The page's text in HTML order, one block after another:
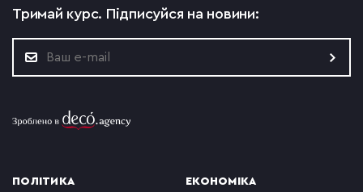
Тримай курс. Підписуйся на новини:
ПОЛІТИКА ЕКОНОМІКА